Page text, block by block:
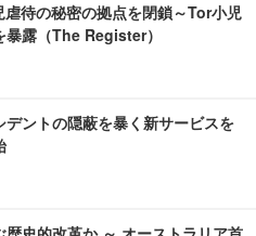
待の秘密の拠点を閉鎖～Tor小児
露（The Register）
ントの隠蔽を暴く新サービスを